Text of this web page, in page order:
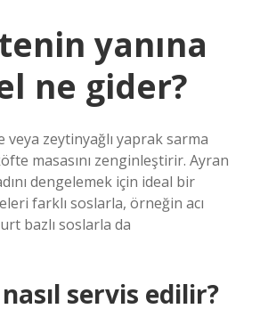
yanına
ne gider?
veya zeytinyağlı yaprak sarma
masasını zenginleştirir. Ayran
dengelemek için ideal bir
farklı soslarla, örneğin acı
bazlı soslarla da
servis edilir?